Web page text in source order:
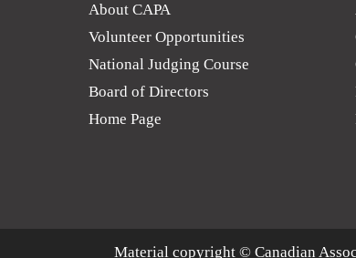
About CAPA
Volunteer Opportunities
National Judging Course
Board of Directors
Home Page
Material copyright © Canadian